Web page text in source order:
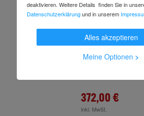
Mafell Anker
088201
Art.-Nr.82009325
Lieferzeit: 2-3
372,00 €
inkl. MwSt.
deaktivieren. Weitere Details finden Sie in
Datenschutzerklärungund in unserem
Alles akzeptieren
Meine Optionen >